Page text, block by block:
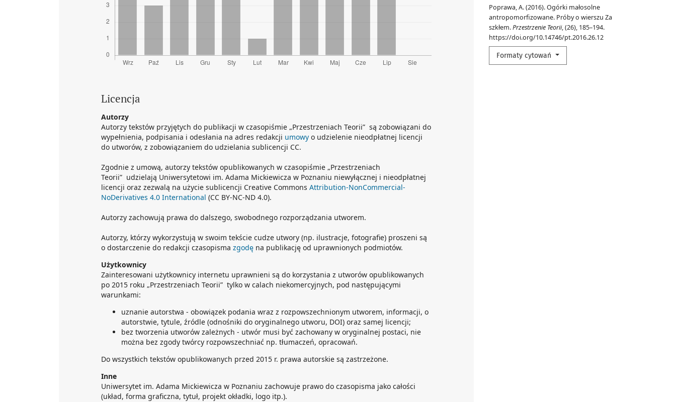
Poprawa, A. (2016). Ogórki małosolne
antropomorfizowane. Próby o wierszu Za
szkłem.Przestrzenie Teorii, (26), 185–194.
https://doi.org/10.14746/pt.2016.26.12
Formaty cytowań
Licencja
Autorzy
Autorzy tekstów przyjętych do publikacji w czasopiśmie „Przestrzeniach Teorii” są zobowiązani do
wypełnienia, podpisania i odesłania na adres redakcji umowy o udzielenie nieodpłatnej licencji
do utworów, z zobowiązaniem do udzielania sublicencji CC.
Zgodnie z umową, autorzy tekstów opublikowanych w czasopiśmie „Przestrzeniach
Teorii” udzielają Uniwersytetowi im. Adama Mickiewicza w Poznaniu niewyłącznej i nieodpłatnej
licencji oraz zezwalą na użycie sublicencji Creative Commons Attribution-NonCommercial-
NoDerivatives 4.0 International (CC BY-NC-ND 4.0).
Autorzy zachowują prawa do dalszego, swobodnego rozporządzania utworem.
Autorzy, którzy wykorzystują w swoim tekście cudze utwory (np. ilustracje, fotografie) proszeni są
o dostarczenie do redakcji czasopisma zgodę na publikację od uprawnionych podmiotów.
Użytkownicy
Zainteresowani użytkownicy internetu uprawnieni są do korzystania z utworów opublikowanych
po 2015 roku „Przestrzeniach Teorii” tylko w calach niekomercyjnych, pod następującymi
warunkami:
uznanie autorstwa - obowiązek podania wraz z rozpowszechnionym utworem, informacji, o
autorstwie, tytule, źródle (odnośniki do oryginalnego utworu, DOI) oraz samej licencji;
bez tworzenia utworów zależnych - utwór musi być zachowany w oryginalnej postaci, nie
można bez zgody twórcy rozpowszechniać np. tłumaczeń, opracowań.
Do wszystkich tekstów opublikowanych przed 2015 r. prawa autorskie są zastrzeżone.
Inne
Uniwersytet im. Adama Mickiewicza w Poznaniu zachowuje prawo do czasopisma jako całości
(układ, forma graficzna, tytuł, projekt okładki, logo itp.).